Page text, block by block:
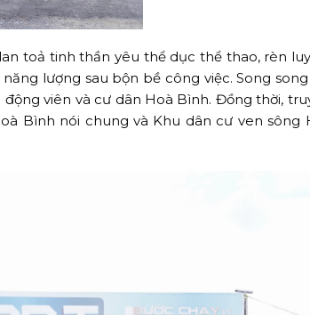
toả tinh thần yêu thể dục thể thao, rèn
lượng sau bộn bề công việc. Song song
viên và cư dân Hoà Bình. Đồng thời,
Bình nói chung và Khu dân cư ven sông